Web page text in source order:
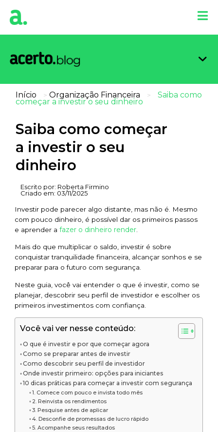
Início > Organização Financeira > Saiba como
começar a investir o seu dinheiro
Saiba como começar
a investir o seu
dinheiro
Escrito por: Roberta Firmino
Criado em: 03/11/2025
Investir pode parecer algo distante, mas não é. Mesmo
com pouco dinheiro, é possível dar os primeiros passos
e aprender a fazer o dinheiro render
Mais do que multiplicar o saldo, investir é sobre
conquistar tranquilidade financeira, alcançar sonhos e se
preparar para o futuro com segurança.
Neste guia, você vai entender o que é investir, como se
planejar, descobrir seu perfil de investidor e escolher os
primeiros investimentos com confiança.
Você vai ver nesse conteúdo:
O que é investir e por que começar agora
Como se preparar antes de investir
Como descobrir seu perfil de investidor
Onde investir primeiro: opções para iniciantes
10 dicas práticas para começar a investir com segurança
1. Comece com pouco e invista todo mês
2. Reinvista os rendimentos
3. Pesquise antes de aplicar
4. Desconfie de promessas de lucro rápido
5. Acompanhe seus resultados